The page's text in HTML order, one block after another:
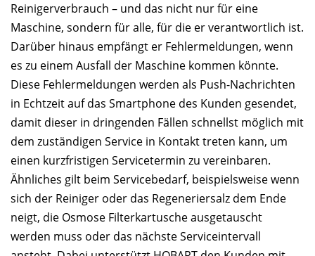
Reinigerverbrauch – und das nicht nur für eine
Maschine, sondern für alle, für die er verantwortlich ist.
Darüber hinaus empfängt er Fehlermeldungen, wenn
es zu einem Ausfall der Maschine kommen könnte.
Diese Fehlermeldungen werden als Push-Nachrichten
in Echtzeit auf das Smartphone des Kunden gesendet,
damit dieser in dringenden Fällen schnellst möglich mit
dem zuständigen Service in Kontakt treten kann, um
einen kurzfristigen Servicetermin zu vereinbaren.
Ähnliches gilt beim Servicebedarf, beispielsweise wenn
sich der Reiniger oder das Regeneriersalz dem Ende
neigt, die Osmose Filterkartusche ausgetauscht
werden muss oder das nächste Serviceintervall